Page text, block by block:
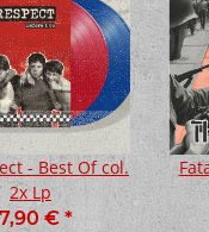
- Best Of col.
2x Lp
€ *